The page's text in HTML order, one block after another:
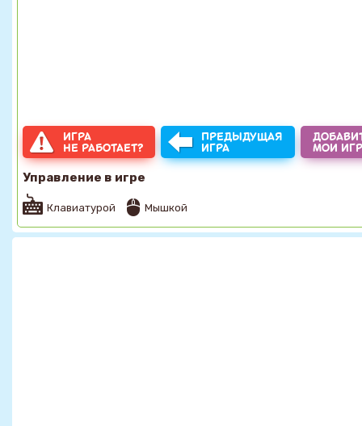
ИГРА
НЕ РАБОТАЕТ?
ПРЕДЫДУЩАЯ
ИГРА
МОИ
Управление в игре
Клавиатурой Мышкой